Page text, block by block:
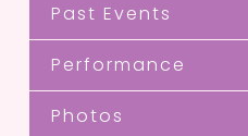
Past Events
Performance
Photos